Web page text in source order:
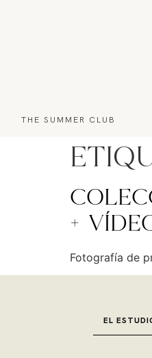
THE SUMMER CLUB
+
Fotografía de
EL